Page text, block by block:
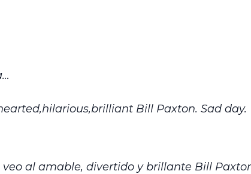
Bill Paxton. Sad day.
al amable, divertido y brillante Bill